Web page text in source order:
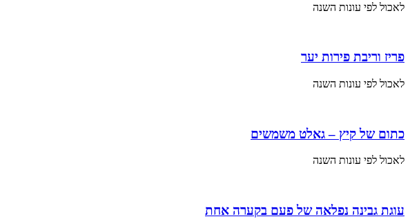
לאכול לפי עונות השנה
פריז וריבת פירות יער
לאכול לפי עונות השנה
כתום של קיץ – גאלט משמשים
לאכול לפי עונות השנה
עוגת גבינה נפלאה של פעם בקערה אחת